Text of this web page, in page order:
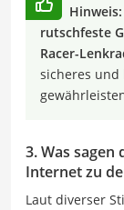
Hinweis:
rutschfeste
Racer-
sicheres und
3. Was sagen
Internet zu
Laut diverser